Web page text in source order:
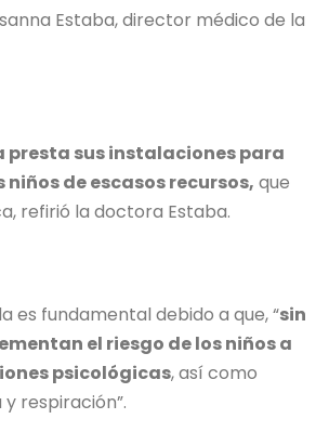
Estaba, director médico de la
sus instalaciones para
de escasos recursos, que
refirió la doctora Estaba.
es fundamental debido a que, “sin
el riesgo de los niños a
psicológicas, así como
respiración”.